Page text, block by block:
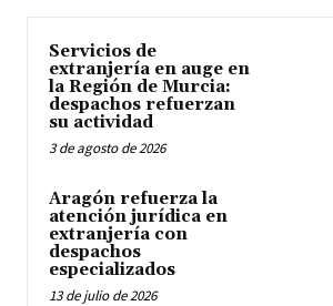
Servicios de
extranjería en auge en
la Región de Murcia:
despachos refuerzan
su actividad
3 de agosto de 2026
Aragón refuerza la
atención jurídica en
extranjería con
despachos
especializados
13 de julio de 2026